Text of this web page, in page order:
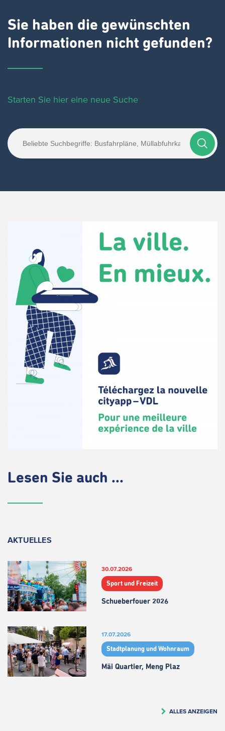
Sie haben die gewünschten
Informationen nicht gefunden?
Starten Sie hier eine neue Suche
Lesen Sie auch ...
AKTUELLES
30.07.2026
Sport und Freizeit
Schueberfouer 2026
17.07.2026
Stadtplanung und Wohnraum
Mäi Quartier, Meng Plaz
ALLES ANZEIGEN